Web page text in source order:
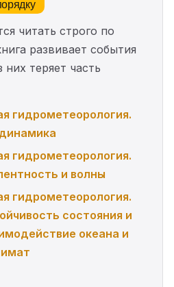
читать строго по
развивает события
теряет часть
гидрометеорология.
гидрометеорология.
и волны
гидрометеорология.
состояния и
океана и